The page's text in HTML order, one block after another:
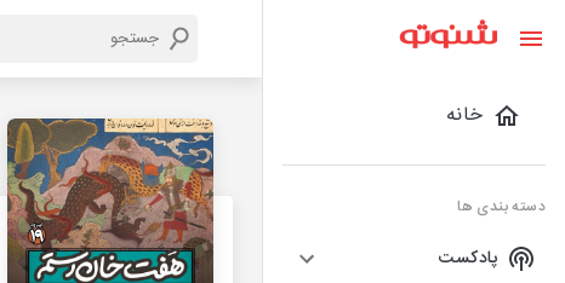
خانه
دسته بندی ها
پادکست